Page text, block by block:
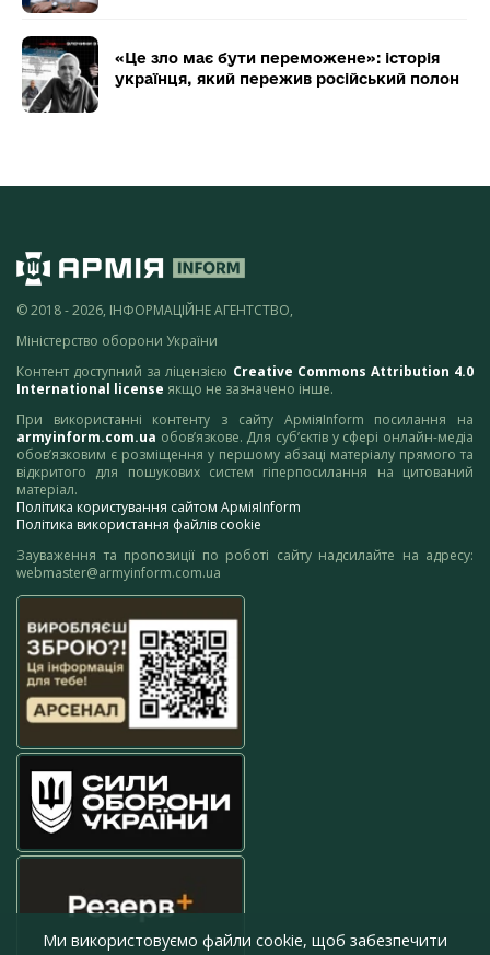
«Це зло має бути переможене»: історія
українця, який пережив російський полон
© 2018 - 2026, ІНФОРМАЦІЙНЕ АГЕНТСТВО,
Міністерство оборони України
Контент доступний за ліцензією Creative Commons Attribution 4.0
International license якщо не зазначено інше.
При використанні контенту з сайту АрміяInform посилання на
armyinform.com.ua обов’язкове. Для суб’єктів у сфері онлайн-медіа
обов’язковим є розміщення у першому абзаці матеріалу прямого та
відкритого для пошукових систем гіперпосилання на цитований
матеріал.
Політика користування сайтом АрміяInform
Політика використання файлів cookie
Зауваження та пропозиції по роботі сайту надсилайте на адресу:
webmaster@armyinform.com.ua
Ми використовуємо файли cookie, щоб забезпечити